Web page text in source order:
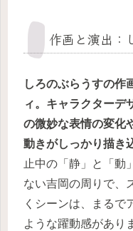
作画と演出：
しろのぶらうすの作
ィ。キャラクターデ
の微妙な表情の変化
動きがしっかり描き
止中の「静」と「動
ない吉岡の周りで、
くシーンは、まるで
ような躍動感があり